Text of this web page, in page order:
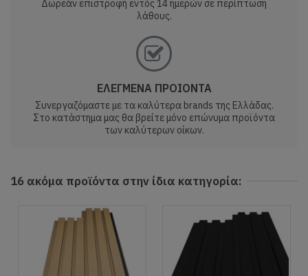
Δωρεάν επιστροφή εντός 14 ημερών σε περίπτωση
λάθους.
ΕΛΕΓΜΕΝΑ ΠΡΟΙΟΝΤΑ
Συνεργαζόμαστε με τα καλύτερα brands της Ελλάδας.
Στο κατάστημα μας θα βρείτε μόνο επώνυμα προϊόντα
των καλύτερων οίκων.
16 ακόμα προϊόντα στην ίδια κατηγορία: